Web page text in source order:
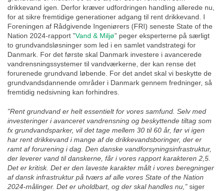
drikkevand igen. Derfor kræver udfordringen handling allerede nu,
for at sikre fremtidige generationer adgang til rent drikkevand. I
Foreningen af Rådgivende Ingeniørers (FRI) seneste State of the
Nation 2024-rapport ”Vand & Miljø” peger eksperterne på særligt
to grundvandsløsninger som led i en samlet vandstrategi for
Danmark. For det første skal Danmark investere i avancerede
vandrensningssystemer til vandværkerne, der kan rense det
forurenede grundvand løbende. For det andet skal vi beskytte de
grundvandsdannende områder i Danmark gennem fredninger, så
fremtidig nedsivning kan forhindres.
”Rent grundvand er helt essentielt for vores samfund. Selv med
investeringer i avanceret vandrensning og beskyttende tiltag som
fx grundvandsparker, vil det tage mellem 30 til 60 år, før vi igen
har rent drikkevand i mange af de drikkevandsboringer, der er
ramt af forurening i dag. Den danske vandforsyningsinfrastruktur,
der leverer vand til danskerne, får i vores rapport karakteren 2,5.
Det er kritisk. Det er den laveste karakter målt i vores beregninger
af dansk infrastruktur på tværs af alle vores State of the Nation
2024-målinger. Det er uholdbart, og der skal handles nu,” siger